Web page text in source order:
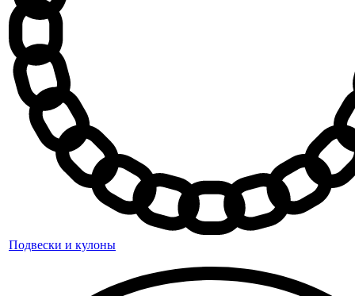
Подвески и кулоны